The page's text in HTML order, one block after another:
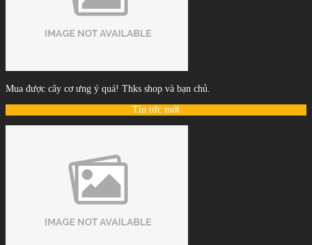
Mua được cây cơ ưng ý quá! Thks shop và bạn chủ.
Tin tức mới